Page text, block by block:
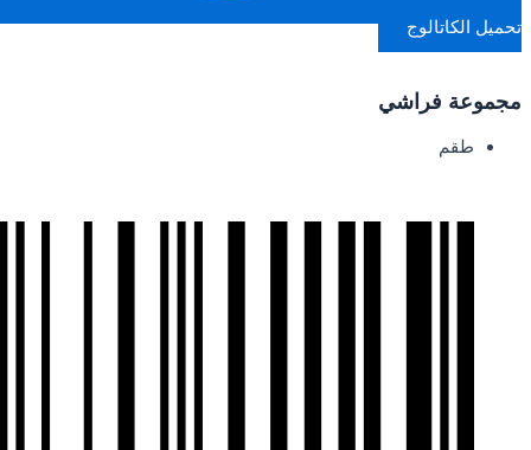
تحميل الكاتالوج
مجموعة فراشي
طقم